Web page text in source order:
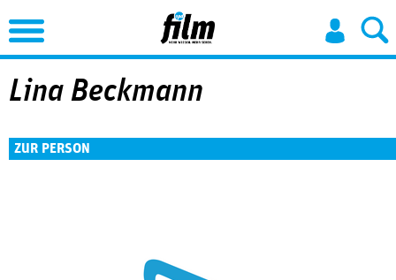
Jump to Navigation
Lina Beckmann
ZUR PERSON